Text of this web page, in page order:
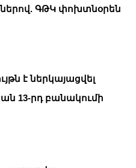
ԳԹԿ փոխտնօրեն
է ներկայացվել
13-րդ բանակումի